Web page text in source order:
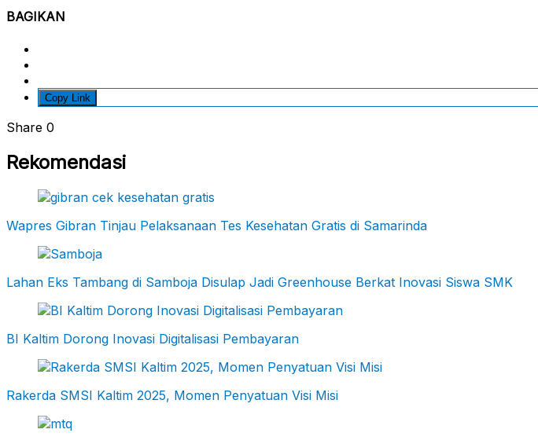
BAGIKAN
Copy Link
Share 0
Rekomendasi
Wapres Gibran Tinjau Pelaksanaan Tes Kesehatan Gratis di Samarinda
Lahan Eks Tambang di Samboja Disulap Jadi Greenhouse Berkat Inovasi Siswa SMK
BI Kaltim Dorong Inovasi Digitalisasi Pembayaran
Rakerda SMSI Kaltim 2025, Momen Penyatuan Visi Misi